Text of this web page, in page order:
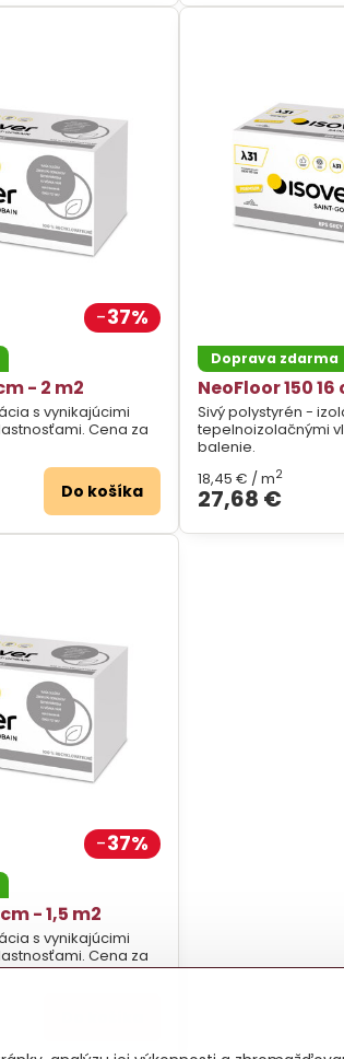
37%
- 2 m2
s vynikajúcimi
Cena za
Do košíka
Doprava zdarma
NeoFloor 150 16
Sivý polystyrén -
tepelnoizolačnými
balenie.
27,68 €
18,45 € / m2
37%
- 1,5 m2
s vynikajúcimi
Cena za